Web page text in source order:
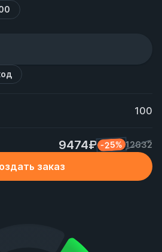
100
9474₽ -25% 12632
заказ